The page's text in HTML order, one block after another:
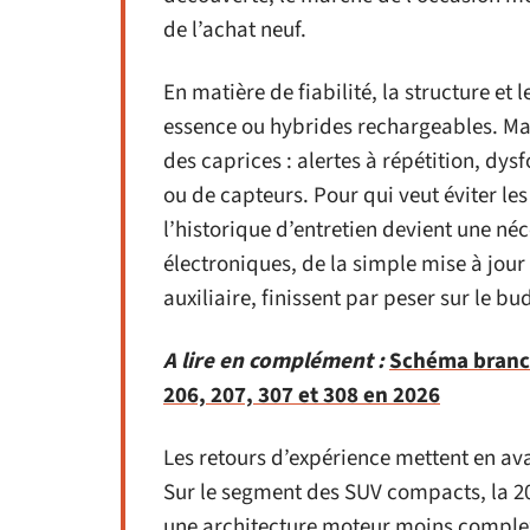
de l’achat neuf.
En matière de fiabilité, la structure et
essence ou hybrides rechargeables.
des caprices : alertes à répétition,
ou de capteurs. Pour qui veut éviter
l’historique d’entretien devient une
électroniques, de la simple mise à
auxiliaire, finissent par peser sur le
A lire en complément :Schéma
206, 207, 307 et 308 en 2026
Les retours d’expérience mettent en
Sur le segment des SUV compacts, la